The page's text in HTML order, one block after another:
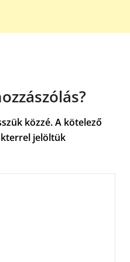
közzé. A kötelező
jelöltük